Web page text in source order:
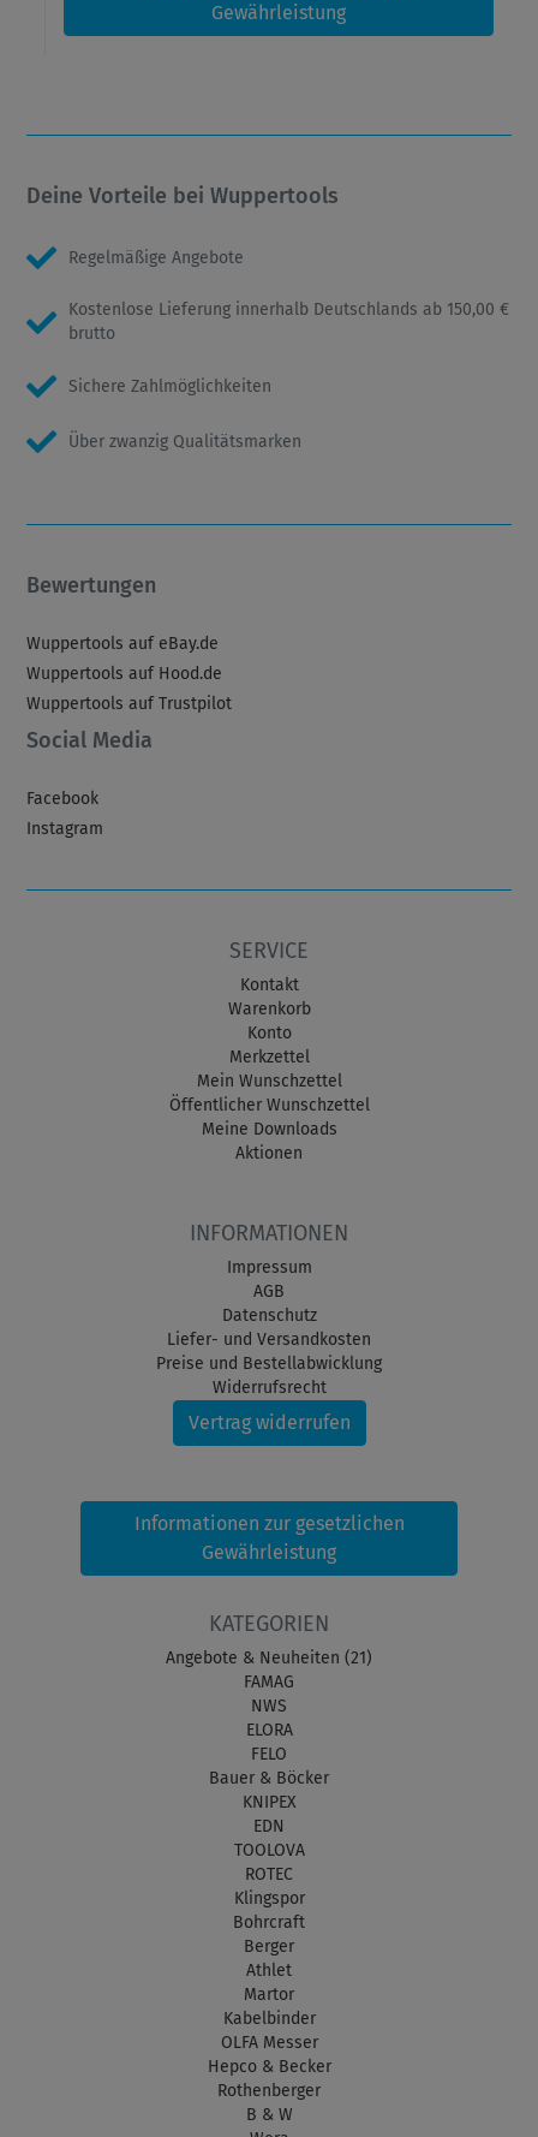
Gewährleistung
Deine Vorteile bei Wuppertools
Regelmäßige Angebote
Kostenlose Lieferung innerhalb Deutschlands ab 150,00 €
brutto
Sichere Zahlmöglichkeiten
Über zwanzig Qualitätsmarken
Bewertungen
Wuppertools auf eBay.de
Wuppertools auf Hood.de
Wuppertools auf Trustpilot
Social Media
Facebook
Instagram
SERVICE
Kontakt
Warenkorb
Konto
Merkzettel
Mein Wunschzettel
Öffentlicher Wunschzettel
Meine Downloads
Aktionen
INFORMATIONEN
Impressum
AGB
Datenschutz
Liefer- und Versandkosten
Preise und Bestellabwicklung
Widerrufsrecht
Vertrag widerrufen
Informationen zur gesetzlichen
Gewährleistung
KATEGORIEN
Angebote & Neuheiten (21)
FAMAG
NWS
ELORA
FELO
Bauer & Böcker
KNIPEX
EDN
TOOLOVA
ROTEC
Klingspor
Bohrcraft
Berger
Athlet
Martor
Kabelbinder
OLFA Messer
Hepco & Becker
Rothenberger
B & W